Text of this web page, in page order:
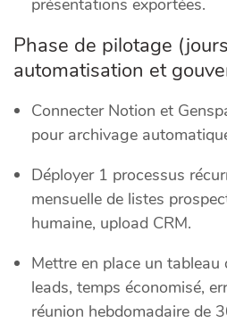
Phase de pilotage
automatisation et
Connecter Notion et
pour archivage
Déployer 1 processus
mensuelle de listes
humaine, upload CRM.
Mettre en place un tableau
leads, temps économisé,
réunion hebdomadaire de